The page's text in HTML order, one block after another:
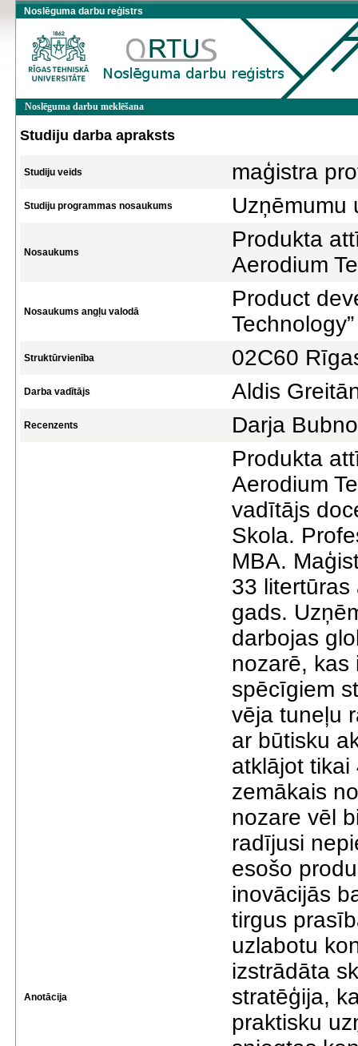
Noslēguma darbu reģistrs
Noslēguma darbu meklēšana
Studiju darba apraksts
Studiju veids maģistra
Studiju programmas nosaukums Uzņēmumu
Nosaukums
Produkta
Aerodium
Nosaukums angļu valodā
Product
Struktūrvienība 02C60
Darba vadītājs Aldis
Recenzents Darja
Anotācija
Produkta
Aerodium
vadītājs
Skola.
MBA.
33 litertūras
gads.
darbojas
nozarē, kas
spēcīgiem
vēja tuneļu
ar būtisku
atklājot
zemākais
nozare vēl
radījusi
esošo
inovācijās
tirgus
uzlabotu
izstrādāta
stratēģija,
praktisku